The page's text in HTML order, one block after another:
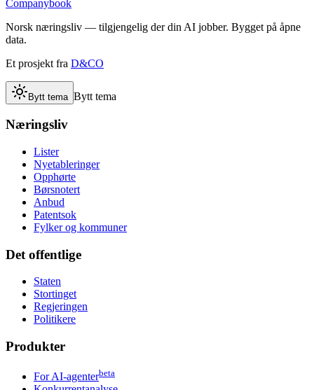
Companybook
Norsk næringsliv — tilgjengelig der din AI jobber. Bygget på åpne
data.
Et prosjekt fra D&CO
Bytt tema Bytt tema
Næringsliv
Lister
Nyetableringer
Opphørte
Børsnotert
Anbud
Patentsok
Fylker og kommuner
Det offentlige
Staten
Stortinget
Regjeringen
Politikere
Produkter
For AI-agenterbeta